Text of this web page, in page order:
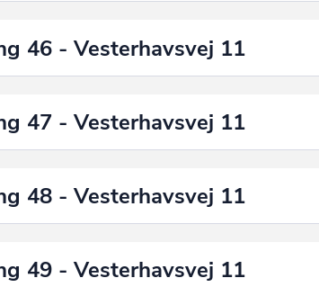
46 - Vesterhavsvej 11
47 - Vesterhavsvej 11
48 - Vesterhavsvej 11
49 - Vesterhavsvej 11